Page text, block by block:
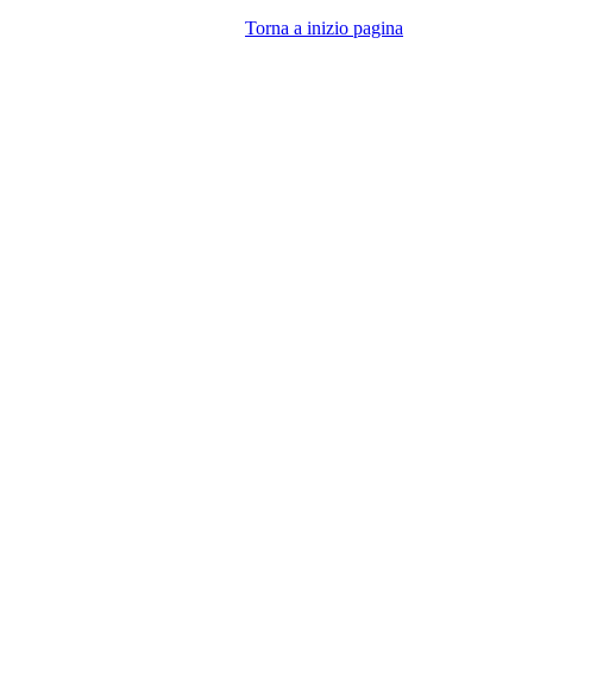
Torna a inizio pagina